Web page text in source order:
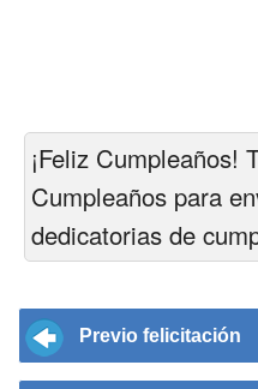
¡Feliz Cumpleaños!
Cumpleaños para
dedicatorias de
Previo felicitación